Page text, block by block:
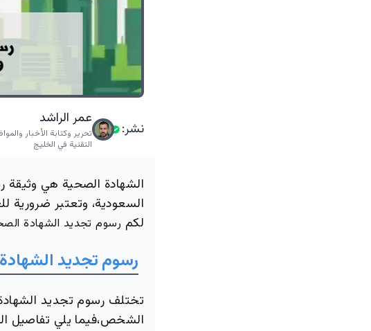
نشر:
عمر الراشد
تحرير وكتابة الأخبار
التقنية في الخليج
الشهادة الصحية هي وثيقة
السعودية، وتعتبر ضرورية
لكم رسوم تجديد الشهادة
رسومتجديد الشهادة
تختلف رسوم تجديد
الشخص،فيما يلي تفاصيل